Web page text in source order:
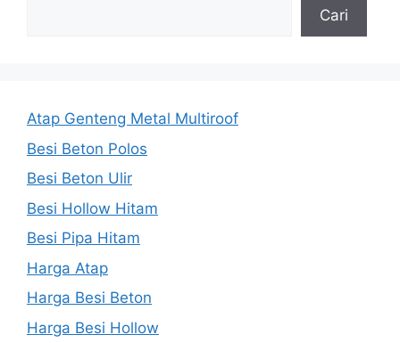
Cari
Atap Genteng Metal Multiroof
Besi Beton Polos
Besi Beton Ulir
Besi Hollow Hitam
Besi Pipa Hitam
Harga Atap
Harga Besi Beton
Harga Besi Hollow